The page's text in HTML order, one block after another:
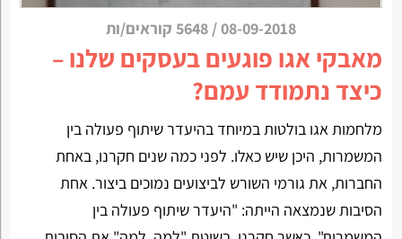
08-09-2018
/ 5648 קוראים/ות
מאבקי אגו פוגעים בעסקים שלנו –
כיצד נתמודד עמם?
מלחמות אגו בולטות במיוחד בהיעדר שיתוף פעולה בין
המשמרות, היכן שיש כאלו. לפני כמה שנים חקרנו, באחת
החברות, את גורמי השורש לביצועים נמוכים ביצור. אחת
הסיבות שנמצאה הייתה: "היעדר שיתוף פעולה בין